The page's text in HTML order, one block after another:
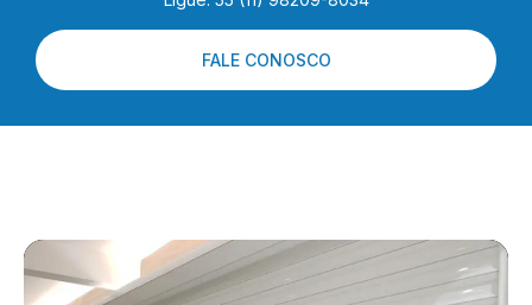
FALE CONOSCO